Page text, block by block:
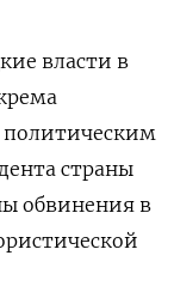
власти в
страны
обвинения в